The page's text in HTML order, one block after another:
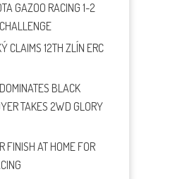
GAZOO RACING 1-2
CLAIMS 12TH ZLÍN ERC
BLACK
TAKES 2WD GLORY
FINISH AT HOME FOR